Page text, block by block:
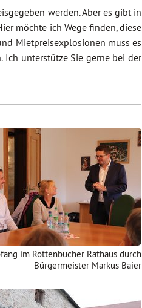
werden. Aber es gibt in
möchte ich Wege finden, diese
Mietpreisexplosionen muss es
unterstütze Sie gerne bei der
im Rottenbucher Rathaus durch
Bürgermeister Markus Baier